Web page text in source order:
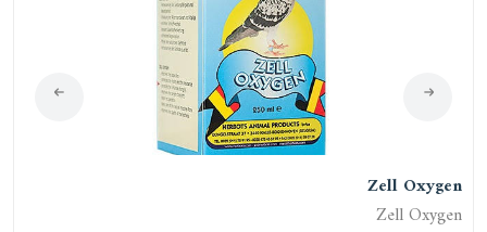
Zell Oxygen
Zell Oxygen